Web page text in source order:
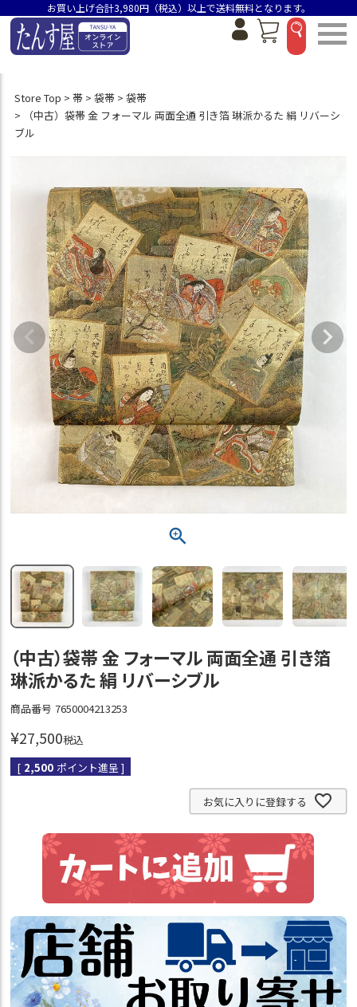
お買い上げ合計3,980円（税込）以上で送料無料となります。
Store Top 帯 袋帯
袋帯
（中古）袋帯 金 フォーマル 両面全通 引き箔 琳派かるた 絹 リバーシ
ブル
（中古）袋帯 金 フォーマル 両面全通 引き箔
琳派かるた 絹 リバーシブル
商品番号 7650004213253
¥27,500税込
[ 2,500 ポイント進呈 ]
お気に入りに登録する